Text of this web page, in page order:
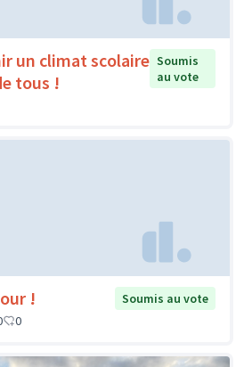
un climat scolaire
tous !
Soumis
au vote
!
Soumis au vote
0